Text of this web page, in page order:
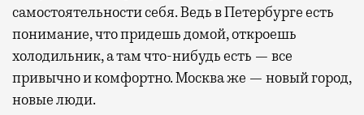
самостоятельности себя. Ведь в Петербурге есть
понимание, что придешь домой, откроешь
холодильник, а там что-нибудь есть — все
привычно и комфортно. Москва же — новый город,
новые люди.